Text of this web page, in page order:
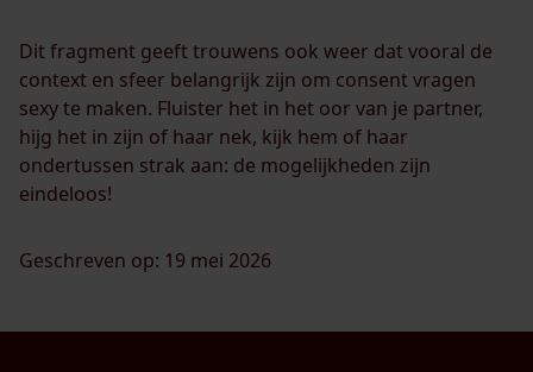
Dit fragment geeft trouwens ook weer dat vooral de
context en sfeer belangrijk zijn om consent vragen
sexy te maken. Fluister het in het oor van je partner,
hijg het in zijn of haar nek, kijk hem of haar
ondertussen strak aan: de mogelijkheden zijn
eindeloos!
Geschreven op: 19 mei 2026